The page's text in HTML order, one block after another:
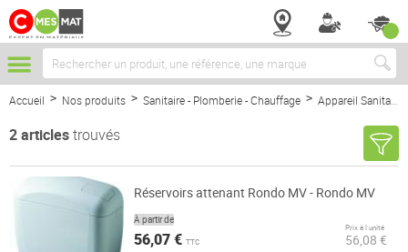
Chercher
Accueil Nos produits Sanitaire - Plomberie - Chauffage Appareil Sanitaire
2articlestrouvés
Réservoirs attenant Rondo MV - Rondo MV
À partir de
56,07 € TTC
Prix à l’unité
56,08 €